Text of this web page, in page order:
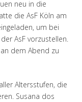
neu in die
die AsF Köln am
um bei
AsF vorzustellen.
dem Abend zu
Altersstufen, die
Susana dos